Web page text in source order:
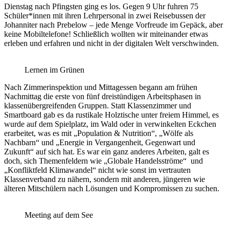
Dienstag nach Pfingsten ging es los. Gegen 9 Uhr fuhren 75
Schüler*innen mit ihren Lehrpersonal in zwei Reisebussen der
Johanniter nach Prebelow – jede Menge Vorfreude im Gepäck, aber
keine Mobiltelefone! Schließlich wollten wir miteinander etwas
erleben und erfahren und nicht in der digitalen Welt verschwinden.
Lernen im Grünen
Nach Zimmerinspektion und Mittagessen begann am frühen
Nachmittag die erste von fünf dreistündigen Arbeitsphasen in
klassenübergreifenden Gruppen. Statt Klassenzimmer und
Smartboard gab es da rustikale Holztische unter freiem Himmel, es
wurde auf dem Spielplatz, im Wald oder in verwinkelten Eckchen
erarbeitet, was es mit „Population & Nutrition“, „Wölfe als
Nachbarn“ und „Energie in Vergangenheit, Gegenwart und
Zukunft“ auf sich hat. Es war ein ganz anderes Arbeiten, galt es
doch, sich Themenfeldern wie „Globale Handelsströme“ und
„Konfliktfeld Klimawandel“ nicht wie sonst im vertrauten
Klassenverband zu nähern, sondern mit anderen, jüngeren wie
älteren Mitschülern nach Lösungen und Kompromissen zu suchen.
Meeting auf dem See